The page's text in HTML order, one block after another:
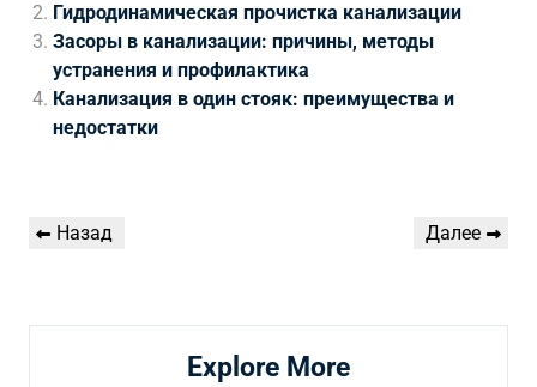
Гидродинамическая прочистка канализации
Засоры в канализации: причины, методы
устранения и профилактика
Канализация в один стояк: преимущества и
недостатки
Навигация
Предыдущая
Назад
Следующая
Далее
Explore More